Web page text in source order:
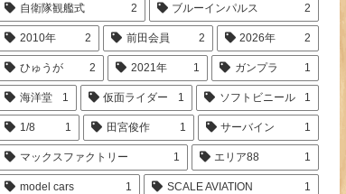
自衛隊観艦式 2 ブルーインパルス 2
2010年 2 前田会員 2 2026年 2
ひゅうが 2 2021年 1 ガンプラ 1
海洋堂 1 仮面ライダー 1 ソフトビニール 1
1/8 1 田宮俊作 1 サーバイン 1
マックスファクトリー 1 エリア88 1
model cars 1 SCALE AVIATION 1